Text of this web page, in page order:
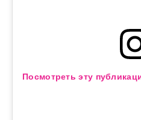
Посмотреть эту